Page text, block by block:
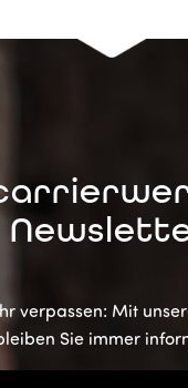
verpassen: Mit
Sie immer